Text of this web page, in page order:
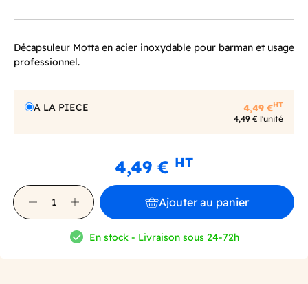
Décapsuleur Motta en acier inoxydable pour barman et usage
professionnel.
A LA PIECE 4,49 €HT
4,49 € l'unité
4,49 € HT
Ajouter au panier
En stock - Livraison sous 24-72h